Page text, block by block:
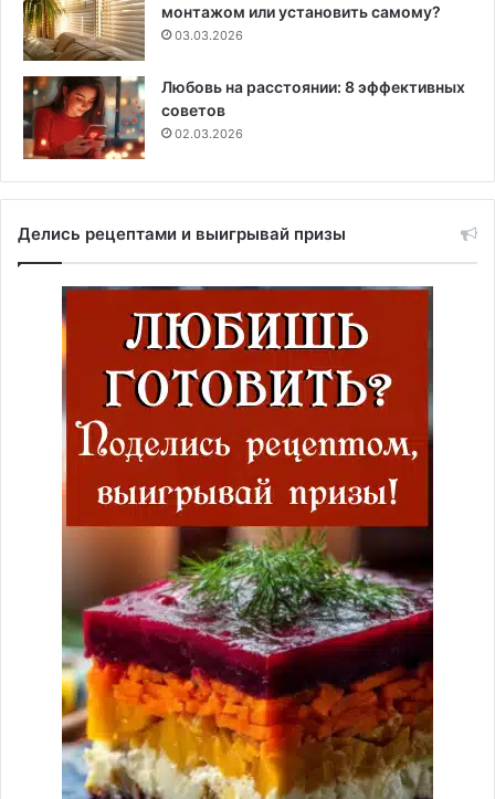
монтажом или установить самому?
03.03.2026
Любовь на расстоянии: 8 эффективных
советов
02.03.2026
Делись рецептами и выигрывай призы